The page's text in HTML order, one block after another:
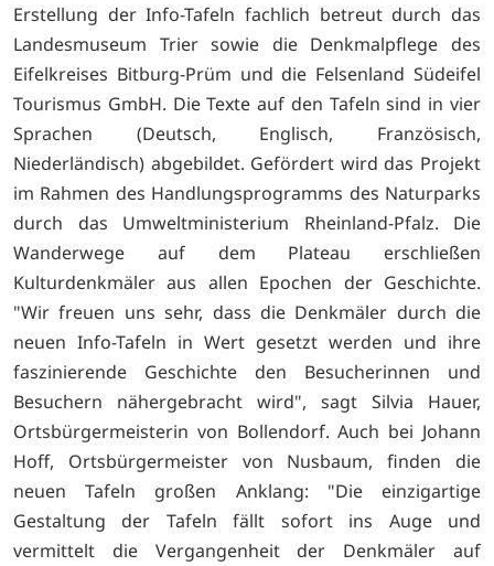
Erstellung der Info-Tafeln fachlich betreut durch das
Landesmuseum Trier sowie die Denkmalpflege des
Eifelkreises Bitburg-Prüm und die Felsenland Südeifel
Tourismus GmbH. Die Texte auf den Tafeln sind in vier
Sprachen (Deutsch, Englisch, Französisch,
Niederländisch) abgebildet. Gefördert wird das Projekt
im Rahmen des Handlungsprogramms des Naturparks
durch das Umweltministerium Rheinland-Pfalz. Die
Wanderwege auf dem Plateau erschließen
Kulturdenkmäler aus allen Epochen der Geschichte.
"Wir freuen uns sehr, dass die Denkmäler durch die
neuen Info-Tafeln in Wert gesetzt werden und ihre
faszinierende Geschichte den Besucherinnen und
Besuchern nähergebracht wird", sagt Silvia Hauer,
Ortsbürgermeisterin von Bollendorf. Auch bei Johann
Hoff, Ortsbürgermeister von Nusbaum, finden die
neuen Tafeln großen Anklang: "Die einzigartige
Gestaltung der Tafeln fällt sofort ins Auge und
vermittelt die Vergangenheit der Denkmäler auf